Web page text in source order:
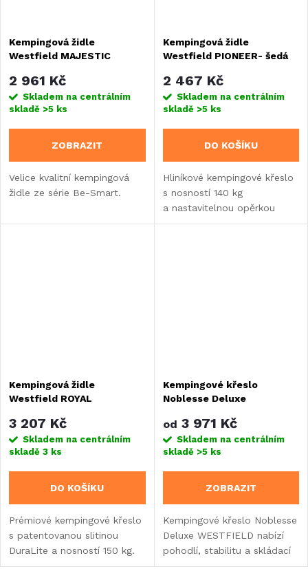
Kempingová židle
Westfield MAJESTIC
2 961 Kč
Skladem na centrálním
skladě >5 ks
ZOBRAZIT
Velice kvalitní kempingová
židle ze série Be-Smart.
Kempingová židle
Westfield PIONEER- šedá
2 467 Kč
Skladem na centrálním
skladě >5 ks
DO KOŠÍKU
Hliníkové kempingové křeslo
s nosností 140 kg
a nastavitelnou opěrkou
hlavy. Disponuje odolným
Kempingová židle
Westfield ROYAL
3 207 Kč
Skladem na centrálním
skladě 3 ks
DO KOŠÍKU
Prémiové kempingové křeslo
s patentovanou slitinou
DuraLite a nosností 150 kg.
Nabízí ergonomický tvar
Kempingové křeslo
Noblesse Deluxe
od 3 971 Kč
Skladem na centrálním
skladě >5 ks
ZOBRAZIT
Kempingové křeslo Noblesse
Deluxe WESTFIELD nabízí
pohodlí, stabilitu a skládací
konstrukci pro snadné